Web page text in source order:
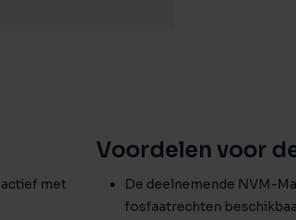
actief met
Voordelen voor
De deelnemende NVM-
fosfaatrechten